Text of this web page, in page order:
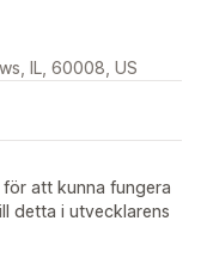
IL, 60008, US
att kunna fungera
detta i utvecklarens